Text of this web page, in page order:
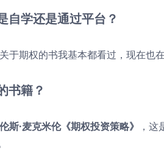
自学还是通过平台？
于期权的书我基本都看过，现在也
书籍？
斯·麦克米伦《期权投资策略》
，